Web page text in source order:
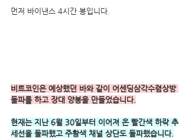
먼저 바이낸스 4시간 봉입니다.
비트코인은 예상했던 바와 같이 어센딩삼각수렴상방
돌파를 하고 장대 양봉을 만들었습니다.
현재는 지난 6월 30일부터 이어져 온 빨간색 하락 추
세선을 돌파했고 주황색 채널 상단도 돌파했습니다.